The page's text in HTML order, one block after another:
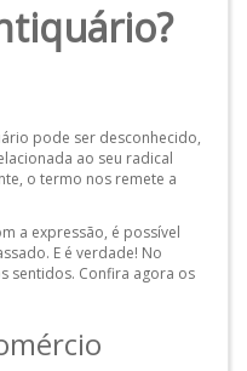
pode ser desconhecido,
ao seu radical
o termo nos remete a
a expressão, é possível
E é verdade! No
sentidos. Confira agora os